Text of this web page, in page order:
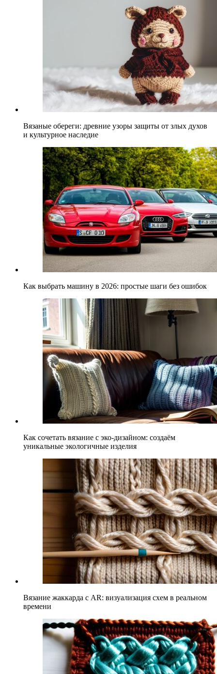
Вязаные обереги: древние узоры защиты от злых духов
и культурное наследие
Как выбрать машину в 2026: простые шаги без ошибок
Как сочетать вязание с эко-дизайном: создаём
уникальные экологичные изделия
Вязание жаккарда с AR: визуализация схем в реальном
времени